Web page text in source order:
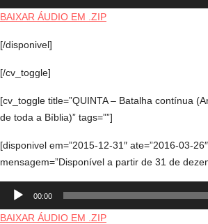
áudio
BAIXAR ÁUDIO EM .ZIP
[/disponivel]
[/cv_toggle]
[cv_toggle title=”QUINTA – Batalha contínua
de toda a Bíblia)” tags=””]
[disponivel em=”2015-12-31″ ate=”2016-03-26″
mensagem=”Disponível a partir de 31 de
Tocador
áudio
00:00
BAIXAR ÁUDIO EM .ZIP